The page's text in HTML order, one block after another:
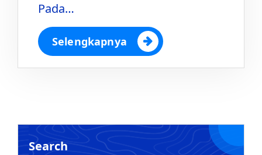
Pada…
Selengkapnya
Search